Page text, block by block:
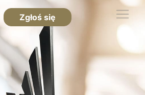
Zgłoś się